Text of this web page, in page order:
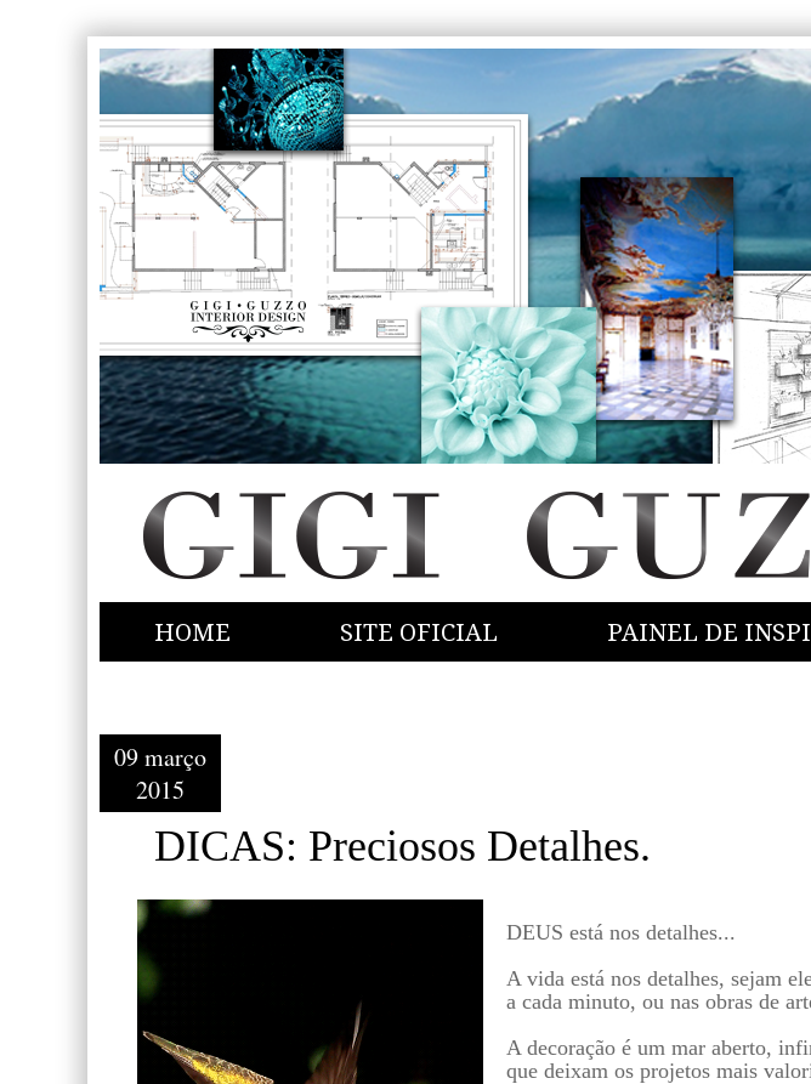
HOME SITE OFICIAL PAINEL DE
09 março
2015
DICAS: Preciosos Detalhes.
DEUS está nos detalhes...
A vida está nos detalhes, sejam
a cada minuto, ou nas obras de
A decoração é um mar aberto,
que deixam os projetos mais